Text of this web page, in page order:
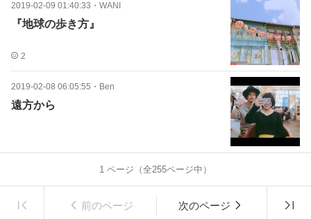
2019-02-09 01:40:33 ・ WANI
『地球の歩き方』
2
2019-02-08 06:05:55 ・ Ben
遠方から
1 ページ（全255ページ中）
前のページ 次のページ